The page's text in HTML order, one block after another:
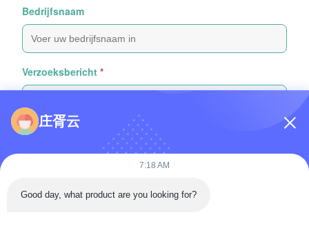
Bedrijfsnaam
Verzoeksbericht *
Bijvoeg bestanden
庄胥云
7:18 AM
Good day, what product are you looking for?